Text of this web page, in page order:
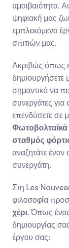
αμοιβαιότητα.
ψηφιακή μας
εμπλεκόμενα
σπιτιών μας.
Ακριβώς όπως
δημιουργήσετε
σημαντικό να
συνεργάτες για
σταθμός
αναζητάτε
συνεργάτη.
Στη Les
φιλοσοφία
χέρι. Όπως ένας
δημιουργίας
έργου σας: